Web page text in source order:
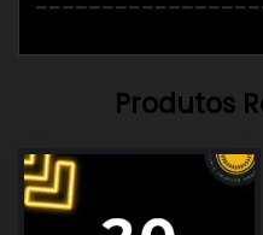
Produtos